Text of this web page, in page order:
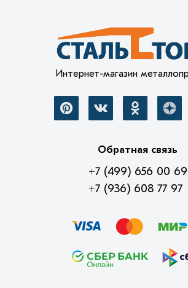
Интернет-магазин
Обратная связь
+7 (499) 656 00 69
+7 (936) 608 77 97